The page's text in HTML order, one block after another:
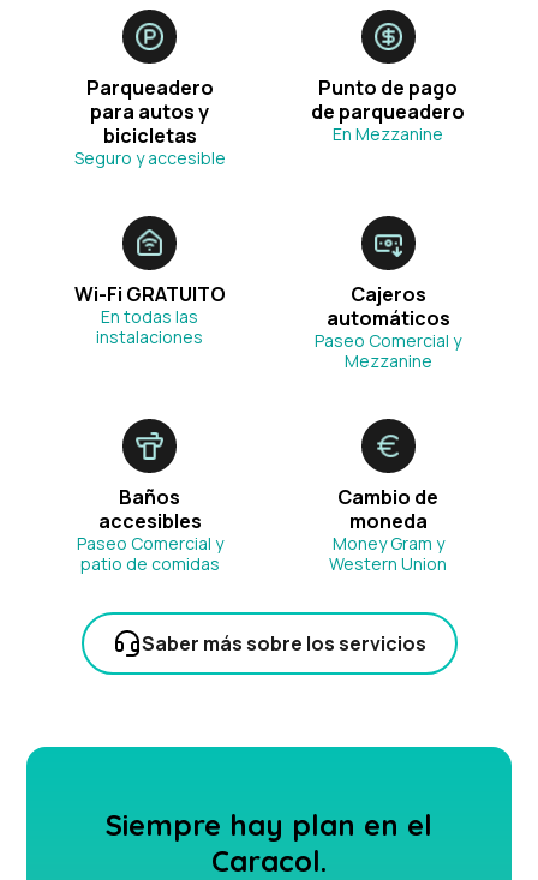
Parqueadero
para autos y
bicicletas
Seguro y accesible
Punto de pago
de parqueadero
En Mezzanine
Wi-Fi GRATUITO
En todas las
instalaciones
Cajeros
automáticos
Paseo Comercial y
Mezzanine
Baños
accesibles
Paseo Comercial y
patio de comidas
Cambio de
moneda
Money Gram y
Western Union
Saber más sobre los servicios
Siempre hay plan en el
Caracol.